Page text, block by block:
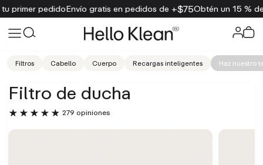
gratis en pedidos de +$75Obtén un 15 % de descuento en tu
Filtros Cabello Cuerpo Recargas inteligentes Haz nuestro
Filtro de ducha
279 opiniones